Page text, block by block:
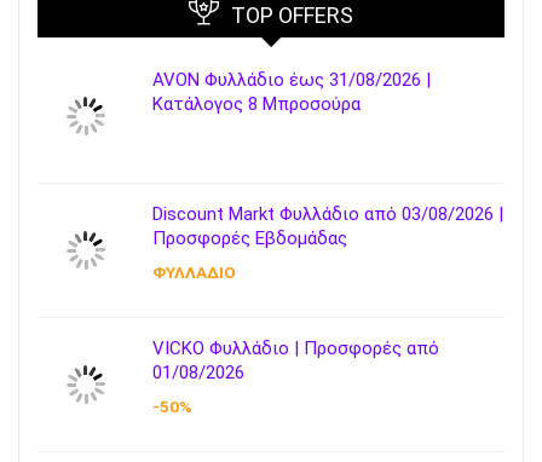
TOP OFFERS
AVON Φυλλάδιο έως 31/08/2026 |
Κατάλογος 8 Μπροσούρα
Discount Markt Φυλλάδιο από 03/08/2026 |
Προσφορές Εβδομάδας
ΦΥΛΛΑΔΙΟ
VICKO Φυλλάδιο | Προσφορές από
01/08/2026
-50%